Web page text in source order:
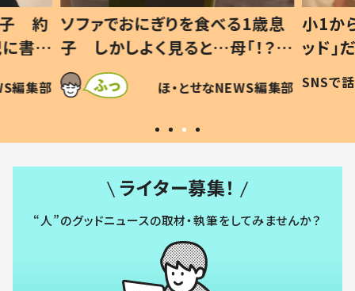
子 約
書い
編集部
ソファでおにぎりを食べる1歳息
子 しかしよく見ると…母「！？」
すべてを察した母の投稿に「可愛
いから許す！」「現行犯〜」
ほ・とせなNEWS編集部
小1か
ッド
作り
#令和
SNSで
ライター募集！
“人”のグッドニュースの取材・執筆をしてみませんか？